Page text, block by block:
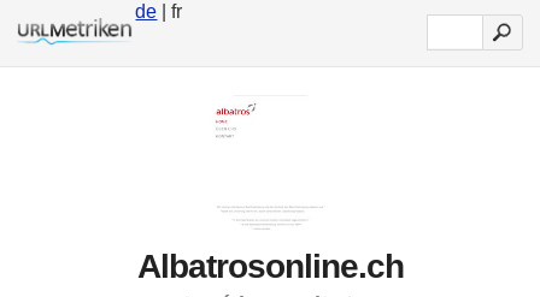
de | fr
Albatrosonline.ch